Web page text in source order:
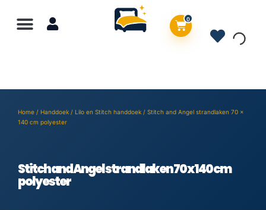
0
Home / Handdoek / Lilo en Stitch handdoek / Stitch and Angel strandlaken 70 x
140 cm polyester
Stitch and Angel strandlaken 70 x 140 cm
polyester